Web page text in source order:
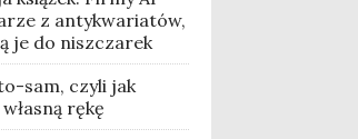
z antykwariatów,
je do niszczarek
sam, czyli jak
rękę